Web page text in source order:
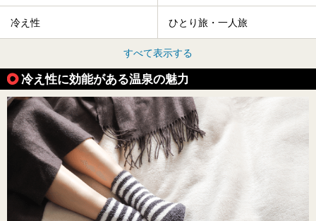
冷え性 ひとり旅・一人旅
すべて表示する
冷え性に効能がある温泉の魅力